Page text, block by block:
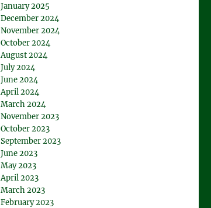
January 2025
December 2024
November 2024
October 2024
August 2024
July 2024
June 2024
April 2024
March 2024
November 2023
October 2023
September 2023
June 2023
May 2023
April 2023
March 2023
February 2023